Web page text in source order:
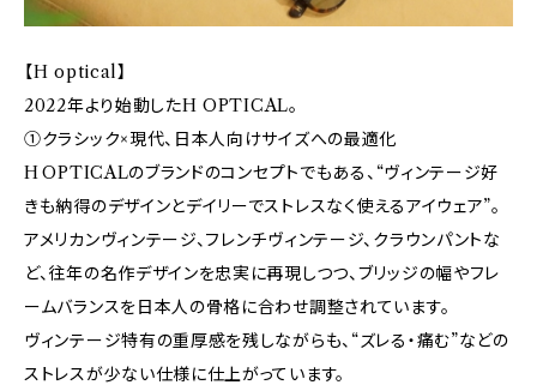
【H optical】
2022年より始動したH OPTICAL。
①クラシック×現代、日本人向けサイズへの最適化
H OPTICALのブランドのコンセプトでもある、“ヴィンテージ好
きも納得のデザインとデイリーでストレスなく使えるアイウェア”。
アメリカンヴィンテージ、フレンチヴィンテージ、クラウンパントな
ど、往年の名作デザインを忠実に再現しつつ、ブリッジの幅やフレ
ームバランスを日本人の骨格に合わせ調整されています。
ヴィンテージ特有の重厚感を残しながらも、“ズレる・痛む”などの
ストレスが少ない仕様に仕上がっています。